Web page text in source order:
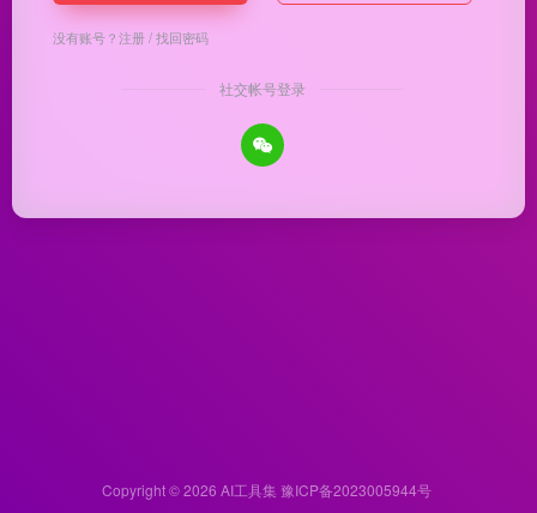
没有账号？注册/找回密码
社交帐号登录
Copyright © 2026 AI工具集 豫ICP备2023005944号